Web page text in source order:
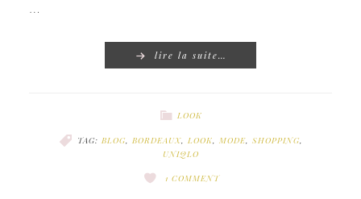
…
lire la suite…
LOOK
TAG: BLOG, BORDEAUX, LOOK, MODE, SHOPPING,
UNIQLO
1 COMMENT